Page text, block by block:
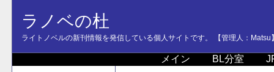
ラノベの杜
ライトノベルの新刊情報を発信している個人サイトです。 【管理人：Matsu
メイン BL分室